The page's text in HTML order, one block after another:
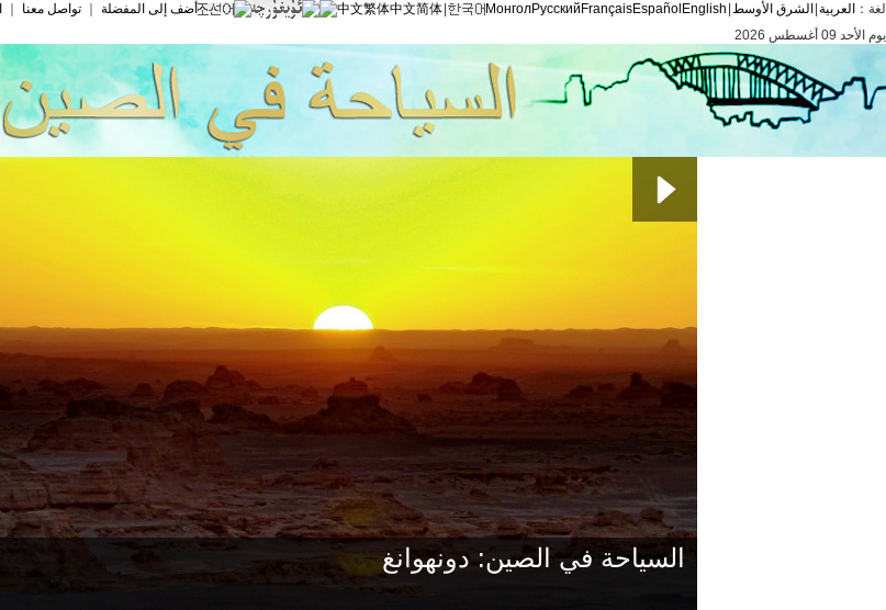
لغة： العربية الشرق الأوسط English
Español
Français
Русский
Монгол
中文简体
中文繁体 أضف إلى المفضلة تواصل معنا
يوم الأحد 09 أغسطس 2026
السياحة في الصين: دونهوانغ